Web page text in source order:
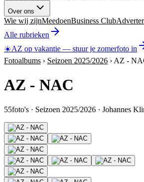
Over ons
Wie wij zijnMeedoenBusiness Club
Alle rubrieken
☀️AZ op vakantie — stuur je zomerfoto in
Fotoalbums › Seizoen 2025/2026 › AZ -
AZ - NAC
55foto's · Seizoen 2025/2026 · Johannes